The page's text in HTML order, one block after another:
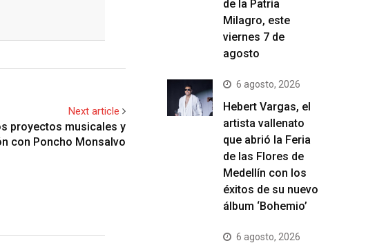
Next article
proyectos musicales y
con Poncho Monsalvo
de la Patria
Milagro, este
viernes 7 de
agosto
6 agosto, 2026
Hebert Vargas, el
artista vallenato
que abrió la Feria
de las Flores de
Medellín con los
éxitos de su nuevo
álbum ‘Bohemio’
6 agosto, 2026